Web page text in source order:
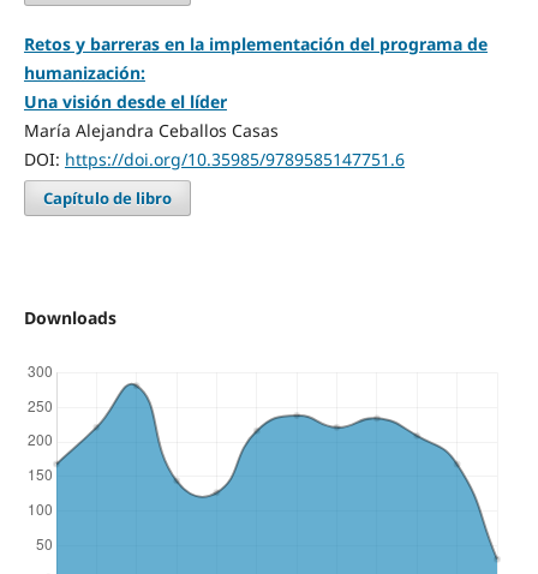
Retos y barreras en la implementación del programa de
humanización:
Una visión desde el líder
María Alejandra Ceballos Casas
DOI: https://doi.org/10.35985/9789585147751.6
Capítulo de libro
Downloads